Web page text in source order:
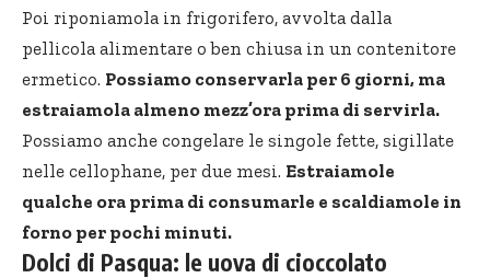
Poi riponiamola in frigorifero, avvolta dalla
pellicola alimentare o ben chiusa in un contenitore
ermetico. Possiamo conservarla per 6 giorni, ma
estraiamola almeno mezz’ora prima di servirla.
Possiamo anche congelare le singole fette, sigillate
nelle cellophane, per due mesi. Estraiamole
qualche ora prima di consumarle e scaldiamole in
forno per pochi minuti.
Dolci di Pasqua: le uova di cioccolato